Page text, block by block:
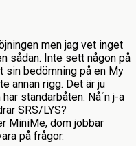
men jag vet inget
sådan. Inte sett någon på
sin bedömning på en My
annan rigg. Det är ju
standarbåten. Nå´n j-a
SRS/LYS?
MiniMe, dom jobbar
på frågor.